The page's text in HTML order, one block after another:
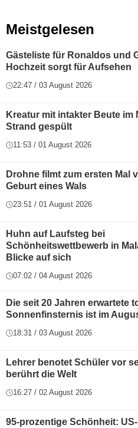
Meistgelesen
Gästeliste für Ronaldos und
Hochzeit sorgt für Aufsehen
22:47 / 03 August 2026
Kreatur mit intakter Beute im
Strand gespült
11:53 / 01 August 2026
Drohne filmt zum ersten Mal
Geburt eines Wals
23:51 / 01 August 2026
Huhn auf Laufsteg bei
Schönheitswettbewerb in
Blicke auf sich
07:02 / 04 August 2026
Die seit 20 Jahren erwartete
Sonnenfinsternis ist im
18:31 / 03 August 2026
Lehrer benotet Schüler vor
berührt die Welt
16:27 / 02 August 2026
95-prozentige Schönheit: US-